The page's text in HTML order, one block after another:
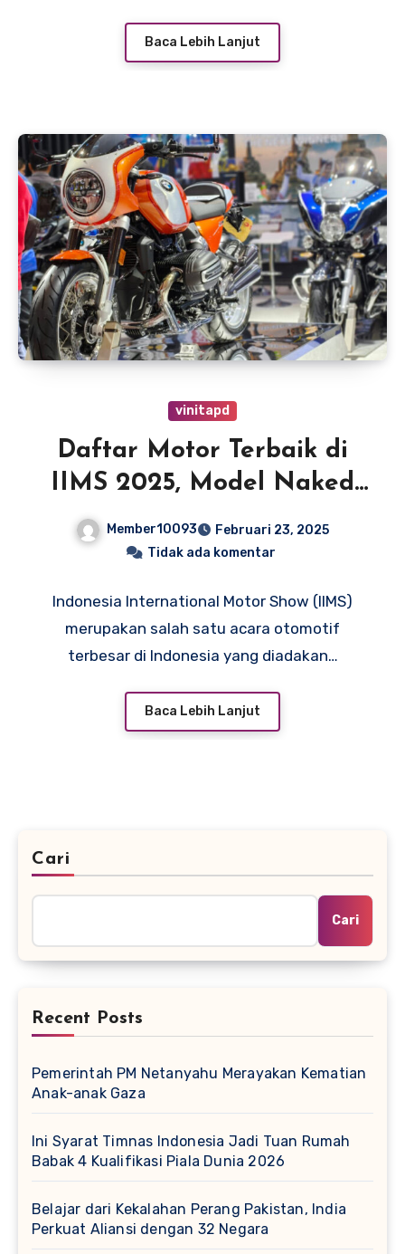
Baca Lebih Lanjut
vinitapd
Daftar Motor Terbaik di
IIMS 2025, Model Naked
Member10093
Februari 23, 2025
Tidak ada komentar
Indonesia International Motor Show (IIMS)
merupakan salah satu acara otomotif
terbesar di Indonesia yang diadakan…
Baca Lebih Lanjut
Cari
Cari
Recent Posts
Pemerintah PM Netanyahu Merayakan Kematian
Anak-anak Gaza
Ini Syarat Timnas Indonesia Jadi Tuan Rumah
Babak 4 Kualifikasi Piala Dunia 2026
Belajar dari Kekalahan Perang Pakistan, India
Perkuat Aliansi dengan 32 Negara